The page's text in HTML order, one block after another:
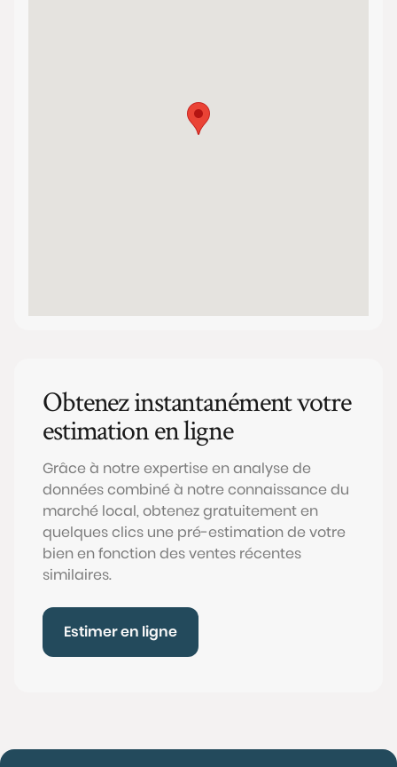
Obtenez instantanément votre
estimation en ligne
Grâce à notre expertise en analyse de
données combiné à notre connaissance du
marché local, obtenez gratuitement en
quelques clics une pré-estimation de votre
bien en fonction des ventes récentes
similaires.
Estimer en ligne